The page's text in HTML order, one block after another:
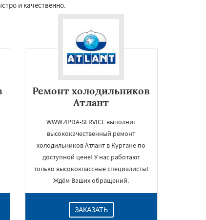
и качественно.
Ремонт холодильников
Атлант
WWW.4PDA-SERVICE выполнит
высококачественный ремонт
холодильников Атлант в Кургане по
доступной цене! У нас работают
только высококлассные специалисты!
Ждём Ваших обращений.
ЗАКАЗАТЬ